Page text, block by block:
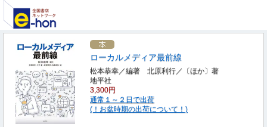
ローカルメディア最前線
松本恭幸／編著 北原利行／〔ほか〕著
地平社
3,300円
通常１～２日で出荷
(！お盆時期の出荷について！)